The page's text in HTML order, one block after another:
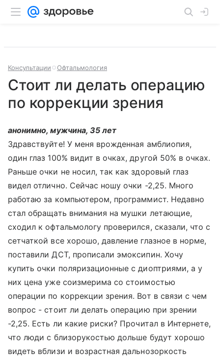
Консультации Офтальмология
Стоит ли делать операцию
по коррекции зрения
анонимно, мужчина, 35 лет
Здравствуйте! У меня врожденная амблиопия,
один глаз 100% видит в очках, другой 50% в очках.
Раньше очки не носил, так как здоровый глаз
видел отлично. Сейчас ношу очки -2,25. Много
работаю за компьютером, программист. Недавно
стал обращать внимания на мушки летающие,
сходил к офтальмологу проверился, сказали, что с
сетчаткой все хорошо, давление глазное в норме,
поставили ДСТ, прописали эмоксипин. Хочу
купить очки поляризационные с диоптриями, а у
них цена уже соизмерима со стоимостью
операции по коррекции зрения. Вот в связи с чем
вопрос - стоит ли делать операцию при зрении
-2,25. Есть ли какие риски? Прочитал в Интернете,
что люди с близорукостью дольше будут хорошо
видеть вблизи и возрастная дальнозоркость